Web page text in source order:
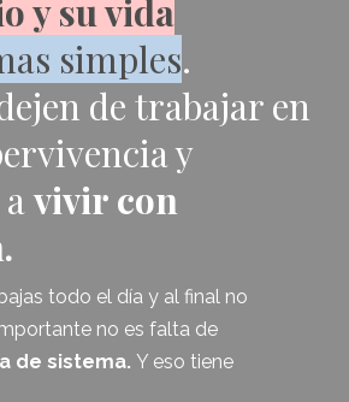
y su vida
simples.
de trabajar en
y
vivir con
todo el día y al final no
no es falta de
de sistema. Y eso tiene